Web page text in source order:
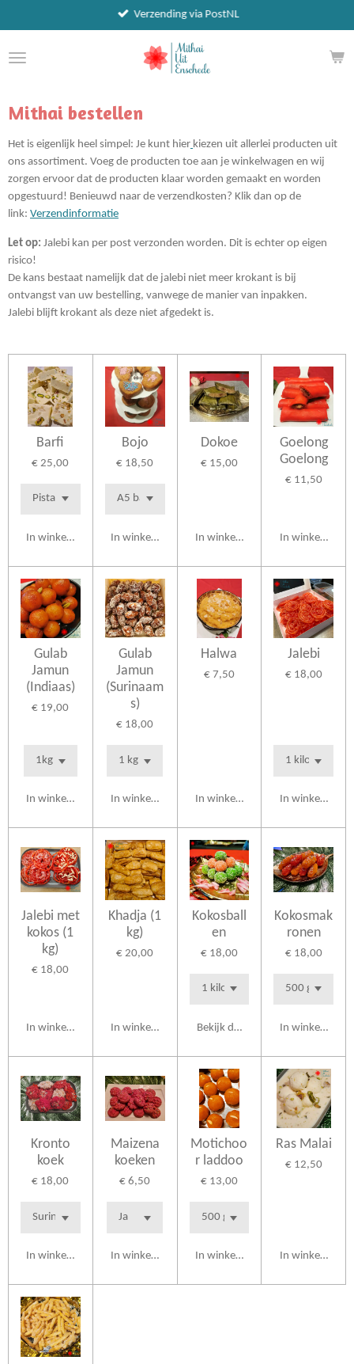
direct
naar
de
Verzending via PostNL
Mithai bestellen
Het is eigenlijk heel simpel: Je kunt hier kiezen uit allerlei producten uit
ons assortiment. Voeg de producten toe aan je winkelwagen en wij
zorgen ervoor dat de producten klaar worden gemaakt en worden
opgestuurd! Benieuwd naar de verzendkosten? Klik dan op de
link: Verzendinformatie
Let op: Jalebi kan per post verzonden worden. Dit is echter op eigen
risico!
De kans bestaat namelijk dat de jalebi niet meer krokant is bij
ontvangst van uw bestelling, vanwege de manier van inpakken.
Jalebi blijft krokant als deze niet afgedekt is.
Barfi
€ 25,00
In winkelwagen
Bojo
€ 18,50
In winkelwagen
Dokoe
€ 15,00
In winkelwagen
Goelong
Goelong
€ 11,50
In winkelwagen
Gulab
Jamun
(Indiaas)
€ 19,00
In winkelwagen
Gulab
Jamun
(Surinaam
s)
€ 18,00
In winkelwagen
Halwa
€ 7,50
In winkelwagen
Jalebi
€ 18,00
In winkelwagen
Jalebi met
kokos (1
kg)
€ 18,00
In winkelwagen
Khadja (1
kg)
€ 20,00
In winkelwagen
Kokosball
en
€ 18,00
Bekijk details
Kokosmak
ronen
€ 18,00
In winkelwagen
Kronto
koek
€ 18,00
In winkelwagen
Maizena
koeken
€ 6,50
In winkelwagen
Motichoo
r laddoo
€ 13,00
In winkelwagen
Ras Malai
€ 12,50
In winkelwagen